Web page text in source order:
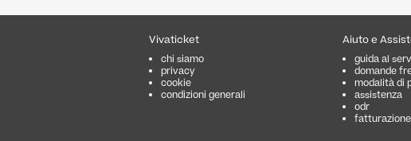
Vivaticket
chi siamo
privacy
cookie
condizioni generali
Aiuto e
guida al
domande
modalità di
assistenza
odr